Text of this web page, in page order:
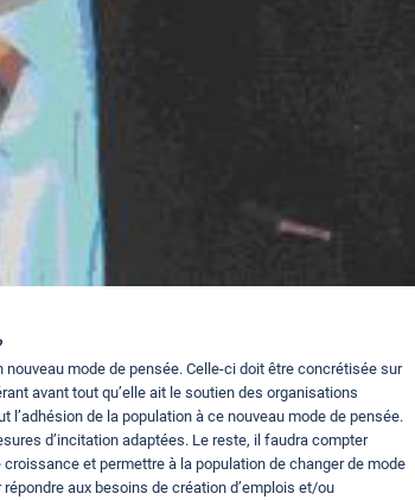
mode de pensée. Celle-ci doit être concrétisée sur
avant tout qu’elle ait le soutien des organisations
de la population à ce nouveau mode de pensée.
d’incitation adaptées. Le reste, il faudra compter
et permettre à la population de changer de mode
aux besoins de création d’emplois et/ou